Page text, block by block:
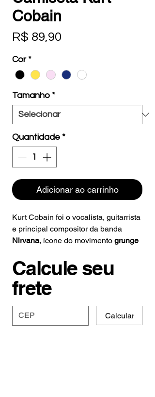
Cobain
R$ 89,90
Cor *
Tamanho *
Quantidade *
Adicionar ao carrinho
Kurt Cobain foi o vocalista, guitarrista
e principal compositor da banda
Nirvana, ícone do movimento grunge
Washington (EUA), ele se destacou
por letras introspectivas, voz crua e
atitude anti-mainstream.
Calcule seu
frete
Calcular